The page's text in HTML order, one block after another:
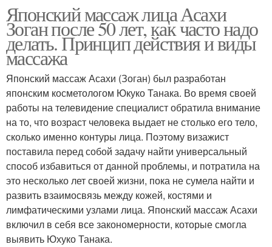
Японский массаж лица Асахи
Зоган после 50 лет, как часто надо
делать. Принцип действия и виды
массажа
Японский массаж Асахи (Зоган) был разработан
японским косметологом Юкуко Танака. Во время своей
работы на телевидение специалист обратила внимание
на то, что возраст человека выдает не столько его тело,
сколько именно контуры лица. Поэтому визажист
поставила перед собой задачу найти универсальный
способ избавиться от данной проблемы, и потратила на
это несколько лет своей жизни, пока не сумела найти и
развить взаимосвязь между кожей, костями и
лимфатическими узлами лица. Японский массаж Асахи
включил в себя все закономерности, которые смогла
выявить Юхуко Танака.